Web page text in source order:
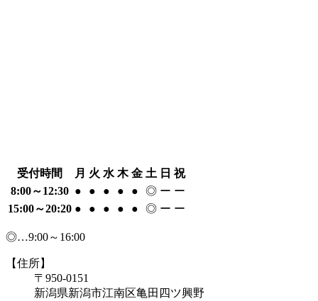
受付時間 月 火 水 木 金 土 日 祝
8:00～12:30 ● ● ● ● ● ◎ ー ー
15:00～20:20 ● ● ● ● ● ◎ ー ー
◎…9:00～16:00
【住所】
〒950-0151
新潟県新潟市江南区亀田四ツ興野